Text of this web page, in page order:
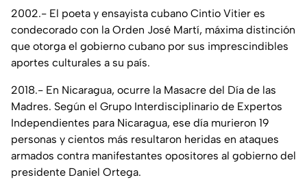
2002.- El poeta y ensayista cubano Cintio Vitier es
condecorado con la Orden José Martí, máxima distinción
que otorga el gobierno cubano por sus imprescindibles
aportes culturales a su país.
2018.- En Nicaragua, ocurre la Masacre del Día de las
Madres. Según el Grupo Interdisciplinario de Expertos
Independientes para Nicaragua, ese día murieron 19
personas y cientos más resultaron heridas en ataques
armados contra manifestantes opositores al gobierno del
presidente Daniel Ortega.